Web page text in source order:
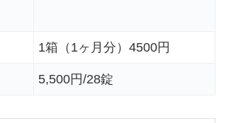
1箱（1ヶ月分）4500円
5,500円/28錠